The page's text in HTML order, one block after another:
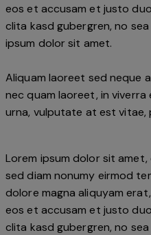
eos et accusam et justo
clita kasd gubergren, no
ipsum dolor sit amet.
Aliquam laoreet sed neque
nec quam laoreet, in
urna, vulputate at est
Lorem ipsum dolor sit
sed diam nonumy eirmod
dolore magna aliquyam
eos et accusam et justo
clita kasd gubergren, no